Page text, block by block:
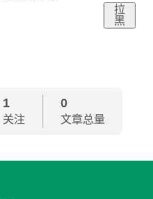
拉
黑
1
关注
0
文章总量